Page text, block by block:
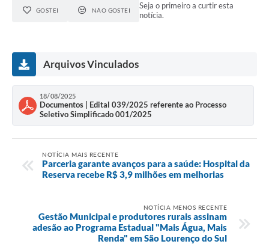
GOSTEI NÃO GOSTEI
Seja o primeiro a curtir esta
notícia.
Arquivos Vinculados
18/08/2025
Documentos | Edital 039/2025 referente ao Processo
Seletivo Simplificado 001/2025
NOTÍCIA MAIS RECENTE
Parceria garante avanços para a saúde: Hospital da
Reserva recebe R$ 3,9 milhões em melhorias
NOTÍCIA MENOS RECENTE
Gestão Municipal e produtores rurais assinam
adesão ao Programa Estadual "Mais Água, Mais
Renda" em São Lourenço do Sul